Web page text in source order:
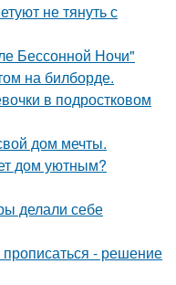
не тянуть с
Бессонной Ночи"
на билборде.
в подростковом
дом мечты.
дом уютным?
делали себе
- решение